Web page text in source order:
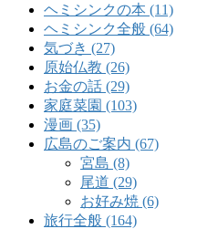
ヘミシンクの本 (11)
ヘミシンク全般 (64)
気づき (27)
原始仏教 (26)
お金の話 (29)
家庭菜園 (103)
漫画 (35)
広島のご案内 (67)
宮島 (8)
尾道 (29)
お好み焼 (6)
旅行全般 (164)